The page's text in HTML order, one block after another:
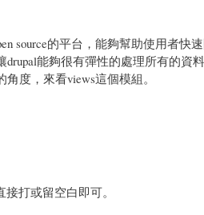
source的平台，能夠幫助使用者快
能夠很有彈性的處理所有的資
度，來看views這個模組。
打或留空白即可。